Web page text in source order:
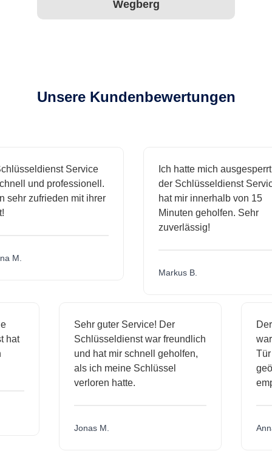
Wegberg
Unsere Kundenbewertungen
Service
und professionell.
zufrieden mit ihrer
M.
Ich hatte mich ausgesperrt
der Schlüsseldienst Service
hat mir innerhalb von 15
Minuten geholfen. Sehr
zuverlässig!
Markus B.
hat
Sehr guter Service! Der
Schlüsseldienst war freundlich
und hat mir schnell geholfen,
als ich meine Schlüssel
verloren hatte.
Jonas M.